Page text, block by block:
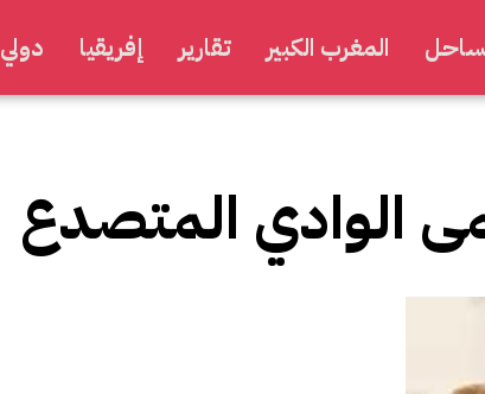
المغرب الكبير تقارير إفريقيا دولي
الوادي المتصدع